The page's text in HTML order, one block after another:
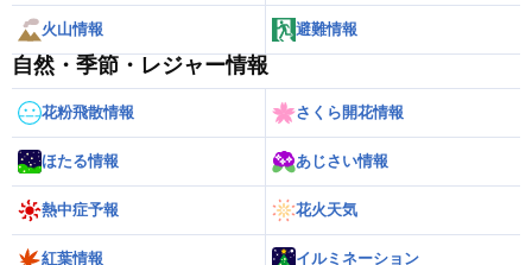
火山情報 避難情報
自然・季節・レジャー情報
花粉飛散情報 さくら開花情報
ほたる情報 あじさい情報
熱中症予報 花火天気
紅葉情報 イルミネーション